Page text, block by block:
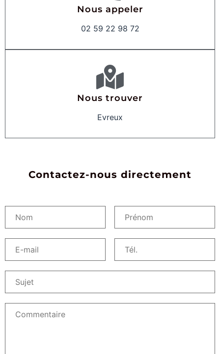
Nous appeler
02 59 22 98 72
Nous trouver
Evreux
Contactez-nous directement